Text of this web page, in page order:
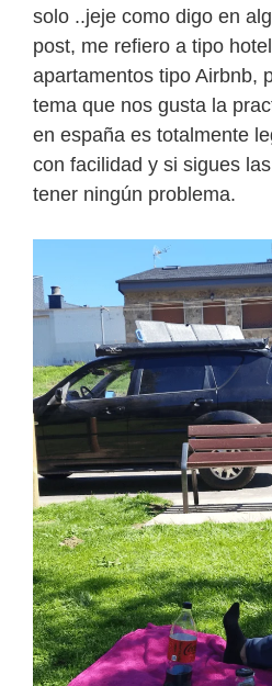
solo ..jeje como digo en
post, me refiero a tipo
apartamentos tipo Airbnb,
tema que nos gusta la
en españa es totalmente
con facilidad y si sigues
tener ningún problema.